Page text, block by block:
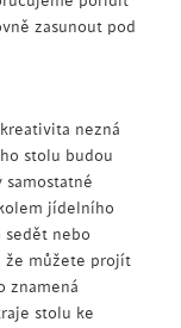
zasunout pod
nezná
stolu budou
jídelního
sedět nebo
že můžete projít
znamená
stolu ke